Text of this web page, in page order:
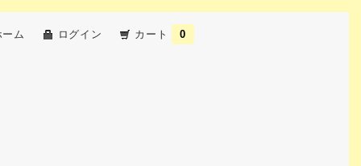
ーム ログイン カート 0